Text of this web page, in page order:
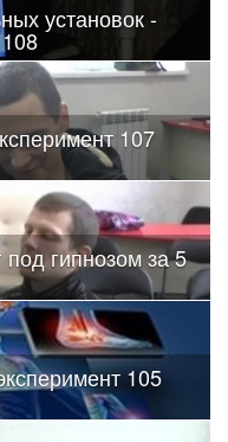
установок -
107
гипнозом за 5
105